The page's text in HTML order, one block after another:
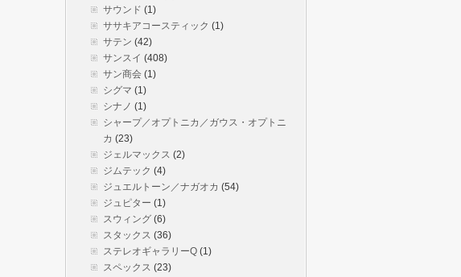
サウンド (1)
ササキアコースティック (1)
サテン (42)
サンスイ (408)
サン商会 (1)
シグマ (1)
シナノ (1)
シャープ／オプトニカ／ガウス・オプトニ
カ (23)
ジェルマックス (2)
ジムテック (4)
ジュエルトーン／ナガオカ (54)
ジュピター (1)
スウィング (6)
スタックス (36)
ステレオギャラリーQ (1)
スペックス (23)